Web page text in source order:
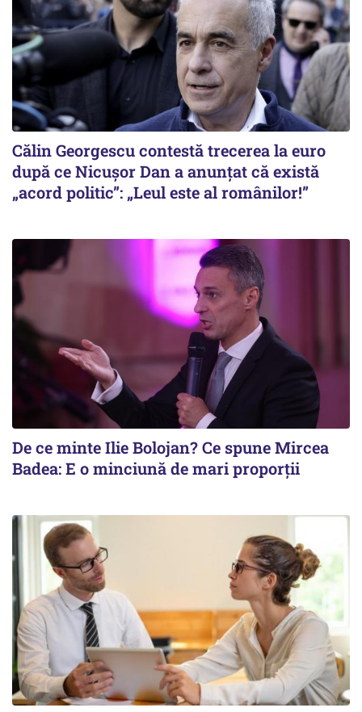
Călin Georgescu contestă trecerea la euro
după ce Nicușor Dan a anunțat că există
„acord politic”: „Leul este al românilor!”
De ce minte Ilie Bolojan? Ce spune Mircea
Badea: E o minciună de mari proporții